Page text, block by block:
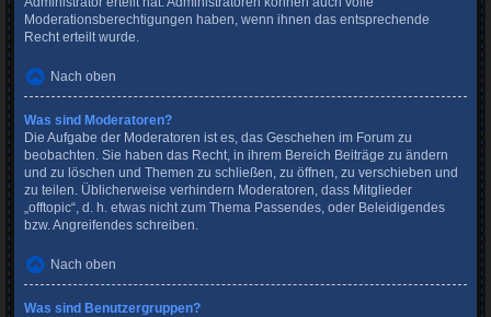
Moderationsberechtigungen haben, wenn ihnen das entsprechende
Recht erteilt wurde.
Nach oben
Was sind Moderatoren?
Die Aufgabe der Moderatoren ist es, das Geschehen im Forum zu
beobachten. Sie haben das Recht, in ihrem Bereich Beiträge zu ändern
und zu löschen und Themen zu schließen, zu öffnen, zu verschieben und
zu teilen. Üblicherweise verhindern Moderatoren, dass Mitglieder
„offtopic“, d. h. etwas nicht zum Thema Passendes, oder Beleidigendes
bzw. Angreifendes schreiben.
Nach oben
Was sind Benutzergruppen?